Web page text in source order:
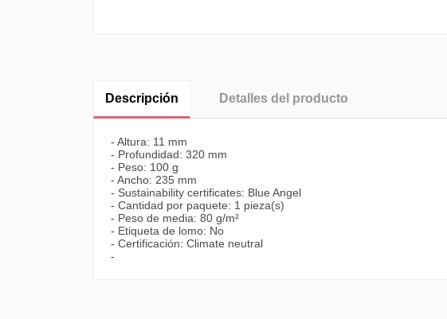
Descripción Detalles del producto
- Altura: 11 mm
- Profundidad: 320 mm
- Peso: 100 g
- Ancho: 235 mm
- Sustainability certificates: Blue Angel
- Cantidad por paquete: 1 pieza(s)
- Peso de media: 80 g/m²
- Etiqueta de lomo: No
- Certificación: Climate neutral
-